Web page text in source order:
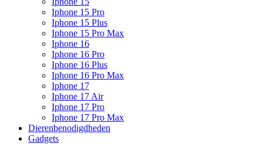
Iphone 15 Pro
Iphone 15 Plus
Iphone 15 Pro Max
Iphone 16
Iphone 16 Pro
Iphone 16 Plus
Iphone 16 Pro Max
Iphone 17
Iphone 17 Air
Iphone 17 Pro
Iphone 17 Pro Max
Dierenbenodigdheden
Gadgets